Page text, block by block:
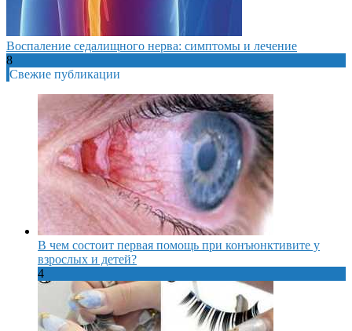
Воспаление седалищного нерва: симптомы и лечение
8
Свежие публикации
В чем состоит первая помощь при конъюнктивите у
взрослых и детей?
4